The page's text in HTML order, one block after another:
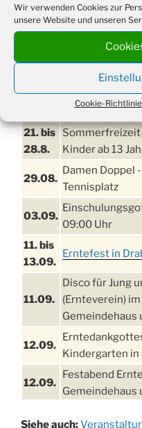
Wir verwenden Cookies zur
unsere Website und unseren
Cookie-Richtlinie
21. bis
28.8.
Sommerfreizeit
Kinder ab 13
29.08.
Damen Doppel
Tennisplatz
03.09.
09:00 Uhr
11. bis
13.09.
Erntefest in
11.09.
Disco für Jung
(Ernteverein)
Gemeindehaus
12.09.
Kindergarten in
12.09.
Festabend
Gemeindehaus
13.09.
Siehe auch: